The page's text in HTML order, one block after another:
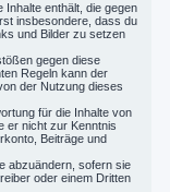
enthält, die gegen
insbesondere, dass du
und Bilder zu setzen
gegen diese
Regeln kann der
der Nutzung dieses
für die Inhalte von
er nicht zur Kenntnis
Beiträge und
abzuändern, sofern sie
oder einem Dritten